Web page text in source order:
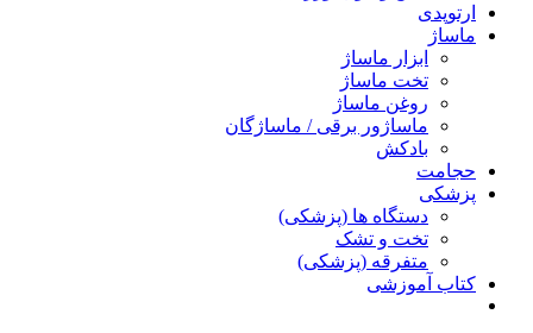
ارتوپدی
ماساژ
ابزار ماساژ
تخت ماساژ
روغن ماساژ
ماساژور برقی / ماساژگان
بادکش
حجامت
پزشکی
دستگاه ها (پزشکی)
تخت و تشک
متفرقه (پزشکی)
کتاب آموزشی